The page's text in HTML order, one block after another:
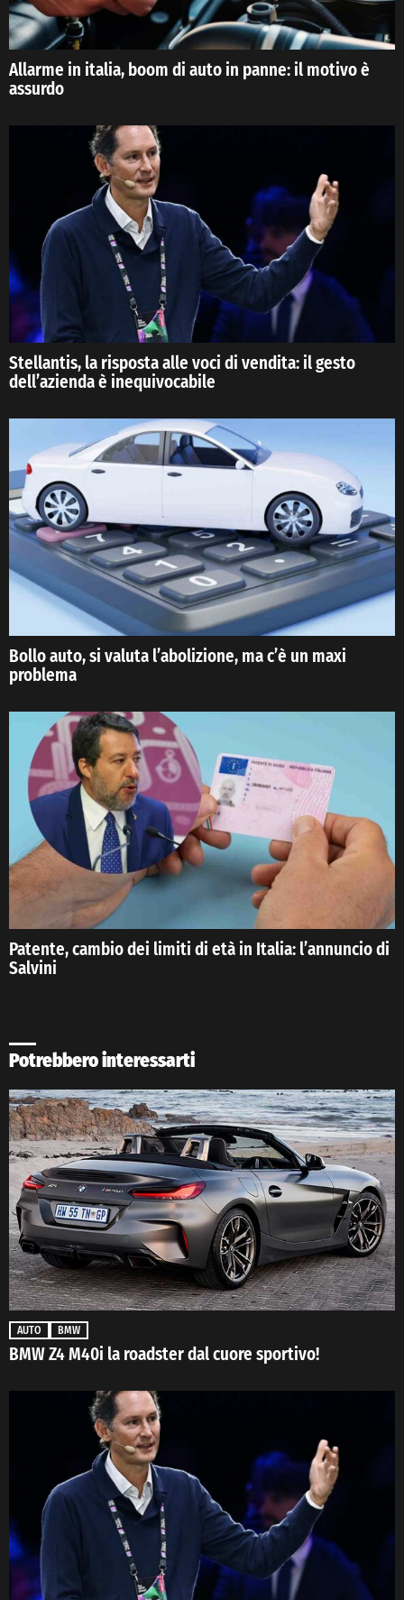
Allarme in italia, boom di auto in panne: il motivo è
assurdo
Stellantis, la risposta alle voci di vendita: il gesto
dell’azienda è inequivocabile
Bollo auto, si valuta l’abolizione, ma c’è un maxi
problema
Patente, cambio dei limiti di età in Italia: l’annuncio di
Salvini
Potrebbero interessarti
AUTO BMW
BMW Z4 M40i la roadster dal cuore sportivo!